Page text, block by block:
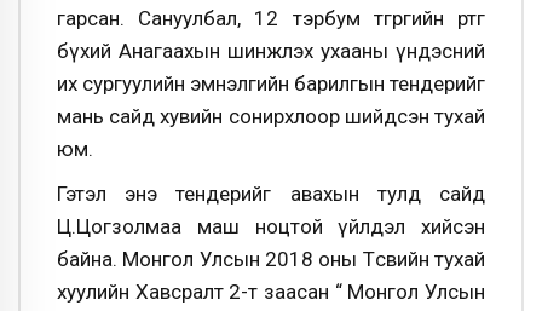
гарсан. Сануулбал, 12 тэрбум төгрөгийн өртөг
бүхий Анагаахын шинжлэх ухааны үндэсний
их сургуулийн эмнэлгийн барилгын тендерийг
мань сайд хувийн сонирхлоор шийдсэн тухай
юм.
Гэтэл энэ тендерийг авахын тулд сайд
Ц.Цогзолмаа маш ноцтой үйлдэл хийсэн
байна. Монгол Улсын 2018 оны Төсвийн тухай
хуулийн Хавсралт 2-т заасан “ Монгол Улсын